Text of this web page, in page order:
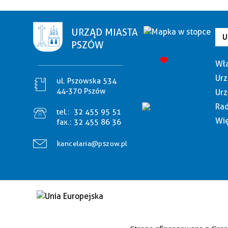
URZĄD MIASTA
PSZÓW
ul. Pszowska 534
44-370 Pszów
tel.: 32 455 95 51
fax.: 32 455 86 36
kancelaria@pszow.pl